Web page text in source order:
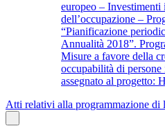
europeo – Investimenti
dell’occupazione –
“Pianificazione
Annualità 2018”.
Misure a favore della
occupabilità di
assegnato al progetto:
Atti relativi alla programmazione di